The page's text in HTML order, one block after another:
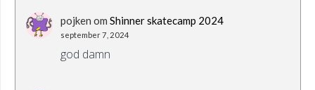
pojken om Shinner skatecamp 2024
september 7, 2024
god damn